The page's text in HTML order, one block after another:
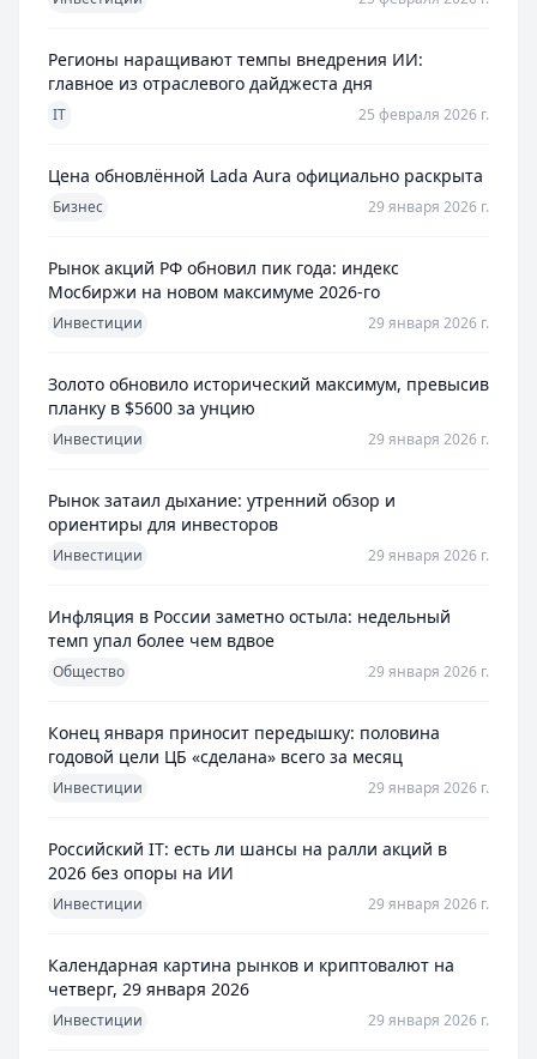
Регионы наращивают темпы внедрения ИИ:
главное из отраслевого дайджеста дня
IT 25 февраля 2026 г.
Цена обновлённой Lada Aura официально раскрыта
Бизнес 29 января 2026 г.
Рынок акций РФ обновил пик года: индекс
Мосбиржи на новом максимуме 2026-го
Инвестиции 29 января 2026 г.
Золото обновило исторический максимум, превысив
планку в $5600 за унцию
Инвестиции 29 января 2026 г.
Рынок затаил дыхание: утренний обзор и
ориентиры для инвесторов
Инвестиции 29 января 2026 г.
Инфляция в России заметно остыла: недельный
темп упал более чем вдвое
Общество 29 января 2026 г.
Конец января приносит передышку: половина
годовой цели ЦБ «сделана» всего за месяц
Инвестиции 29 января 2026 г.
Российский IT: есть ли шансы на ралли акций в
2026 без опоры на ИИ
Инвестиции 29 января 2026 г.
Календарная картина рынков и криптовалют на
четверг, 29 января 2026
Инвестиции 29 января 2026 г.